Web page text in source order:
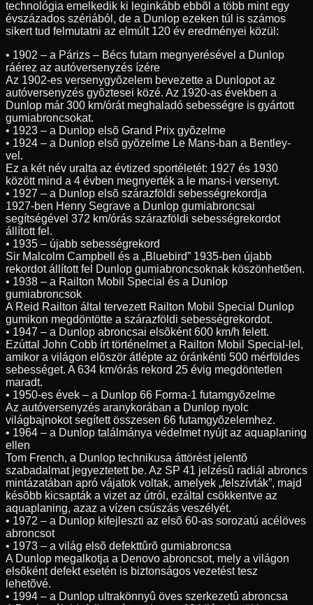
technológia emelkedik ki leginkább ebbõl a több mint egy
évszázados szériából, de a Dunlop ezeken túl is számos
sikert tud felmutatni az elmúlt 120 év eredményei közül:
• 1902 – a Párizs – Bécs futam megnyerésével a Dunlop
ráérez az autóversenyzés ízére
Az 1902-es versenygyõzelem bevezette a Dunlopot az
autóversenyzés gyõztesei közé. Az 1920-as években a
Dunlop már 300 km/órát meghaladó sebességre is gyártott
gumiabroncsokat.
• 1923 – a Dunlop elsõ Grand Prix gyõzelme
• 1924 – a Dunlop elsõ gyõzelme Le Mans-ban a Bentley-
vel.
Ez a két név uralta az évtized sportéletét: 1927 és 1930
között mind a 4 évben megnyerték a le mans-i versenyt.
• 1927 – a Dunlop elsõ szárazföldi sebességrekordja
1927-ben Henry Segrave a Dunlop gumiabroncsai
segítségével 372 km/órás szárazföldi sebességrekordot
állított fel.
• 1935 – újabb sebességrekord
Sir Malcolm Campbell és a „Bluebird” 1935-ben újabb
rekordot állított fel Dunlop gumiabroncsoknak köszönhetõen.
• 1938 – a Railton Mobil Special és a Dunlop
gumiabroncsok
A Reid Railton által tervezett Railton Mobil Special Dunlop
gumikon megdöntötte a szárazföldi sebességrekordot.
• 1947 – a Dunlop abroncsai elsõként 600 km/h felett.
Ezúttal John Cobb írt történelmet a Railton Mobil Special-lel,
amikor a világon elõször átlépte az óránkénti 500 mérföldes
sebességet. A 634 km/órás rekord 25 évig megdöntetlen
maradt.
• 1950-es évek – a Dunlop 66 Forma-1 futamgyõzelme
Az autóversenyzés aranykorában a Dunlop nyolc
világbajnokot segített összesen 66 futamgyõzelemhez.
• 1964 – a Dunlop találmánya védelmet nyújt az aquaplaning
ellen
Tom French, a Dunlop technikusa áttörést jelentõ
szabadalmat jegyeztetett be. Az SP 41 jelzésû radiál abroncs
mintázatában apró vájatok voltak, amelyek „felszívták”, majd
késõbb kicsapták a vizet az útról, ezáltal csökkentve az
aquaplaning, azaz a vízen csúszás veszélyét.
• 1972 – a Dunlop kifejleszti az elsõ 60-as sorozatú acélöves
abroncsot
• 1973 – a világ elsõ defekttûrõ gumiabroncsa
A Dunlop megalkotja a Denovo abroncsot, mely a világon
elsõként defekt esetén is biztonságos vezetést tesz
lehetõvé.
• 1994 – a Dunlop ultrakönnyû öves szerkezetû abroncsa